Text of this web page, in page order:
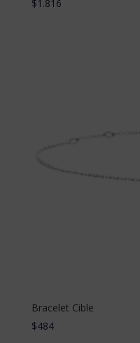
$1.816
Bracelet Cible
$484